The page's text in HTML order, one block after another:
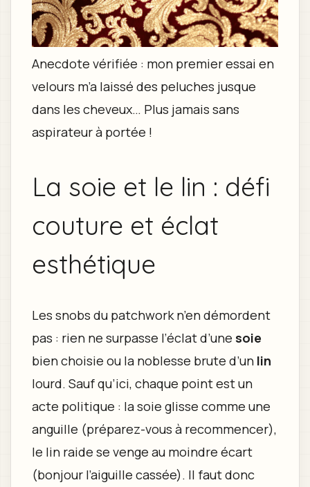
Anecdote vérifiée : mon premier essai en
velours m’a laissé des peluches jusque
dans les cheveux… Plus jamais sans
aspirateur à portée !
La soie et le lin : défi
couture et éclat
esthétique
Les snobs du patchwork n’en démordent
pas : rien ne surpasse l’éclat d’une soie
bien choisie ou la noblesse brute d’un lin
lourd. Sauf qu’ici, chaque point est un
acte politique : la soie glisse comme une
anguille (préparez-vous à recommencer),
le lin raide se venge au moindre écart
(bonjour l’aiguille cassée). Il faut donc